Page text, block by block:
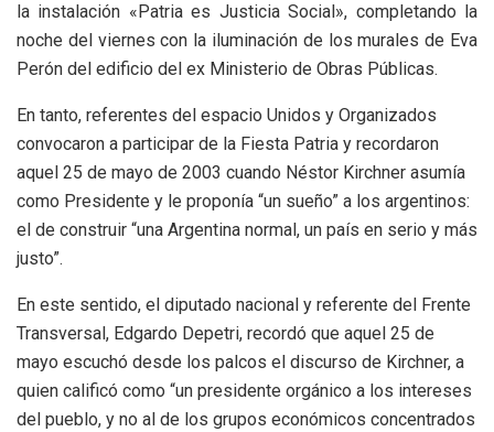
la instalación «Patria es Justicia Social», completando la
noche del viernes con la iluminación de los murales de Eva
Perón del edificio del ex Ministerio de Obras Públicas.
En tanto, referentes del espacio Unidos y Organizados
convocaron a participar de la Fiesta Patria y recordaron
aquel 25 de mayo de 2003 cuando Néstor Kirchner asumía
como Presidente y le proponía “un sueño” a los argentinos:
el de construir “una Argentina normal, un país en serio y más
justo”.
En este sentido, el diputado nacional y referente del Frente
Transversal, Edgardo Depetri, recordó que aquel 25 de
mayo escuchó desde los palcos el discurso de Kirchner, a
quien calificó como “un presidente orgánico a los intereses
del pueblo, y no al de los grupos económicos concentrados